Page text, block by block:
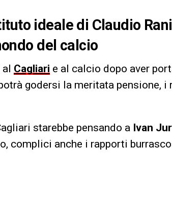
ideale di Claudio
del calcio
Cagliari e al calcio dopo aver
godersi la meritata pensione, i
starebbe pensando a Ivan
complici anche i rapporti